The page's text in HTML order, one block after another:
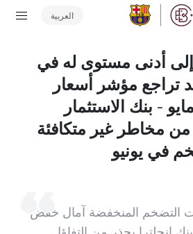
العربية
إلى أدنى مستوى له في
تراجع مؤشر أسعار
- بنك الاستثمار
من مخاطر غير متكافئة
في يونيو
التضخم المنخفضة آمال خفض